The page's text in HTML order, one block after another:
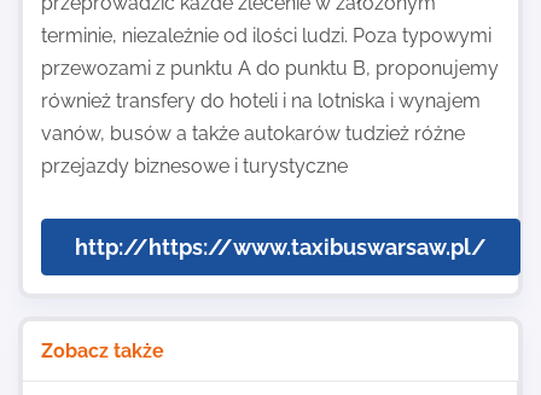
terminie, niezależnie od ilości ludzi. Poza typowymi
przewozami z punktu A do punktu B, proponujemy
również transfery do hoteli i na lotniska i wynajem
vanów, busów a także autokarów tudzież różne
przejazdy biznesowe i turystyczne
http://https://www.taxibuswarsaw.pl/
Zobacz także